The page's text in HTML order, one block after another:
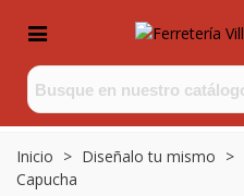
Inicio > Diseñalo tu mismo >
Capucha